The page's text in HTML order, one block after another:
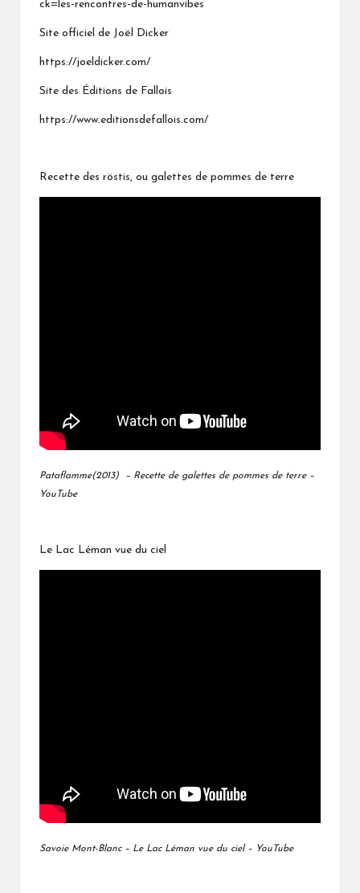
ck=les-rencontres-de-humanvibes
Site officiel de Joël Dicker
https://joeldicker.com/
Site des Éditions de Fallois
https://www.editionsdefallois.com/
Recette des röstis, ou galettes de pommes de terre
Pataflamme(2013) – Recette de galettes de pommes de terre –
YouTube
Le Lac Léman vue du ciel
Savoie Mont-Blanc – Le Lac Léman vue du ciel – YouTube